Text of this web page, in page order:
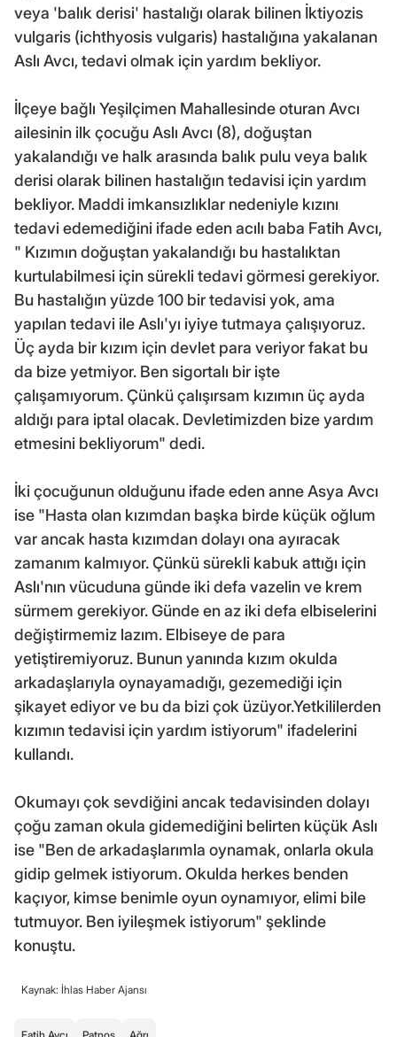
veya 'balık derisi' hastalığı olarak bilinen İktiyozis
vulgaris (ichthyosis vulgaris) hastalığına yakalanan
Aslı Avcı, tedavi olmak için yardım bekliyor.
İlçeye bağlı Yeşilçimen Mahallesinde oturan Avcı
ailesinin ilk çocuğu Aslı Avcı (8), doğuştan
yakalandığı ve halk arasında balık pulu veya balık
derisi olarak bilinen hastalığın tedavisi için yardım
bekliyor. Maddi imkansızlıklar nedeniyle kızını
tedavi edemediğini ifade eden acılı baba Fatih Avcı,
" Kızımın doğuştan yakalandığı bu hastalıktan
kurtulabilmesi için sürekli tedavi görmesi gerekiyor.
Bu hastalığın yüzde 100 bir tedavisi yok, ama
yapılan tedavi ile Aslı'yı iyiye tutmaya çalışıyoruz.
Üç ayda bir kızım için devlet para veriyor fakat bu
da bize yetmiyor. Ben sigortalı bir işte
çalışamıyorum. Çünkü çalışırsam kızımın üç ayda
aldığı para iptal olacak. Devletimizden bize yardım
etmesini bekliyorum" dedi.
İki çocuğunun olduğunu ifade eden anne Asya Avcı
ise "Hasta olan kızımdan başka birde küçük oğlum
var ancak hasta kızımdan dolayı ona ayıracak
zamanım kalmıyor. Çünkü sürekli kabuk attığı için
Aslı'nın vücuduna günde iki defa vazelin ve krem
sürmem gerekiyor. Günde en az iki defa elbiselerini
değiştirmemiz lazım. Elbiseye de para
yetiştiremiyoruz. Bunun yanında kızım okulda
arkadaşlarıyla oynayamadığı, gezemediği için
şikayet ediyor ve bu da bizi çok üzüyor.Yetkililerden
kızımın tedavisi için yardım istiyorum" ifadelerini
kullandı.
Okumayı çok sevdiğini ancak tedavisinden dolayı
çoğu zaman okula gidemediğini belirten küçük Aslı
ise "Ben de arkadaşlarımla oynamak, onlarla okula
gidip gelmek istiyorum. Okulda herkes benden
kaçıyor, kimse benimle oyun oynamıyor, elimi bile
tutmuyor. Ben iyileşmek istiyorum" şeklinde
konuştu.
Kaynak: İhlas Haber Ajansı